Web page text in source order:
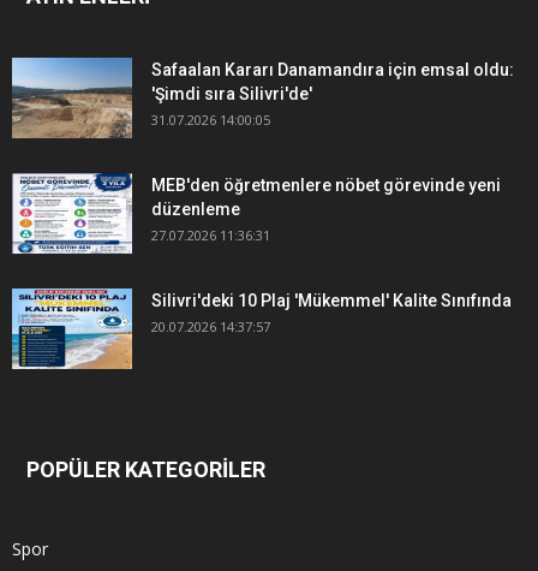
Safaalan Kararı Danamandıra için emsal oldu:
'Şimdi sıra Silivri'de'
31.07.2026 14:00:05
MEB'den öğretmenlere nöbet görevinde yeni
düzenleme
27.07.2026 11:36:31
Silivri'deki 10 Plaj 'Mükemmel' Kalite Sınıfında
20.07.2026 14:37:57
POPÜLER KATEGORİLER
Spor